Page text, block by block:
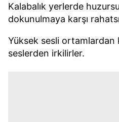
Kalabalık yerlerde
dokunulmaya karşı
Yüksek sesli ortamlardan
seslerden irkilirler.